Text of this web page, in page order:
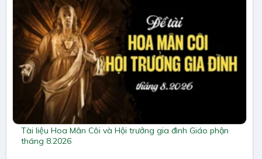
Tài liệu Hoa Mân Côi và Hội trưởng gia đình Giáo phận
tháng 8.2026